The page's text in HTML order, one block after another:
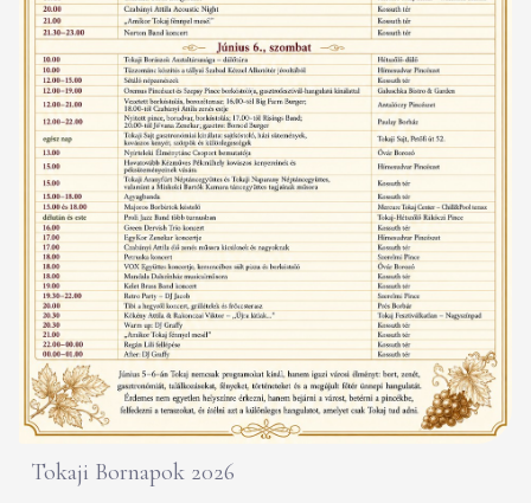
Tokaji Bornapok 2026